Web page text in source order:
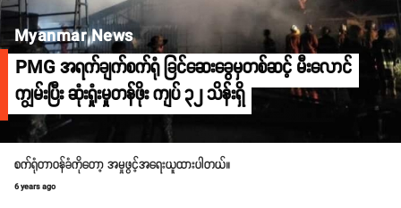
Myanmar News
PMG အရက်ချက်စက်ရုံ ခြင်ဆေးခွေမှတစ်ဆင့် မီးလောင်
ကျွမ်းပြီး ဆုံးရှုံးမှုတန်ဖိုး ကျပ် ၃၂ သိန်းရှိ
စက်ရုံတာဝန်ခံကိုတော့ အမှုဖွင့်အရေးယူထားပါတယ်။
6 years ago